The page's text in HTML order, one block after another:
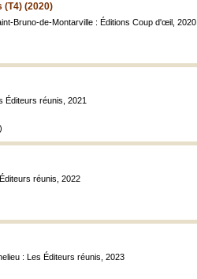
(T4) (2020)
Bruno-de-Montarville : Éditions Coup d'œil, 2020
Éditeurs réunis, 2021
réunis, 2022
: Les Éditeurs réunis, 2023